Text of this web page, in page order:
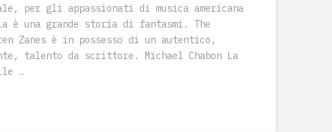
per gli appassionati di musica americana
è una grande storia di fantasmi. The
Zanes è in possesso di un autentico,
talento da scrittore. Michael Chabon La
…